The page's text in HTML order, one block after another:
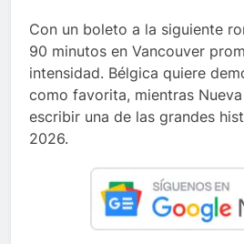
Con un boleto a la siguiente
90 minutos en Vancouver
intensidad. Bélgica quiere
como favorita, mientras
escribir una de las grandes
2026.